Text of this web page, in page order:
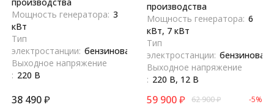
Мощность генератора: 3
кВт
Тип
электростанции: бензиновая
Выходное напряжение
: 220 В
38 490₽
производства
Мощность генератора: 6
кВт, 7 кВт
Тип
электростанции: бензиновая
Выходное напряжение
: 220 В, 12 В
59 900₽ 62 900₽ -5%